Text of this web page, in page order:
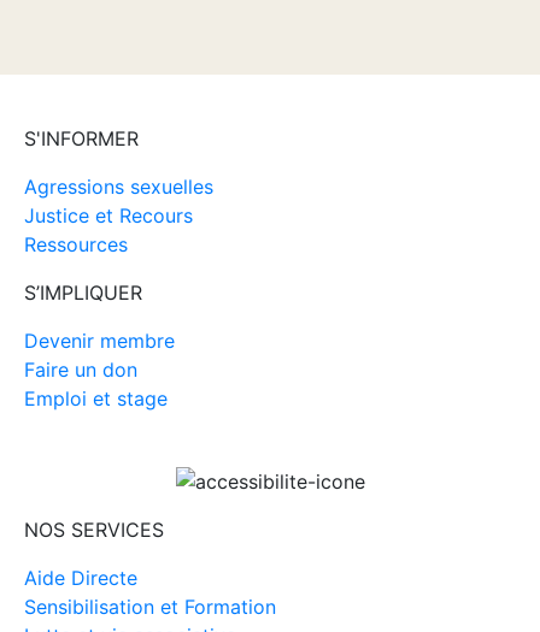
NOS SERVICES
Aide Directe
Sensibilisation et Formation
S'INFORMER
Agressions sexuelles
Justice et Recours
Ressources
S’IMPLIQUER
Devenir membre
Faire un don
Emploi et stage